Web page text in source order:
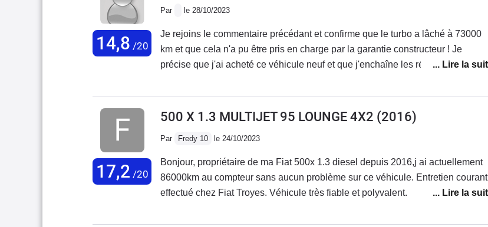
14,8 /20
Par le 28/10/2023
Je rejoins le commentaire précédant et confirme que le turbo a lâché à 73000
km et que cela n'a pu être pris en charge par la garantie constructeur ! Je
précise que j'ai acheté ce véhicule neuf et que j'enchaîne les réparations ! Ma
17,2 /20
500 X 1.3 MULTIJET 95 LOUNGE 4X2 (2016)
Par Fredy 10 le 24/10/2023
Bonjour, propriétaire de ma Fiat 500x 1.3 diesel depuis 2016,j ai actuellement
86000km au compteur sans aucun problème sur ce véhicule. Entretien courant
effectué chez Fiat Troyes. Véhicule très fiable et polyvalent.